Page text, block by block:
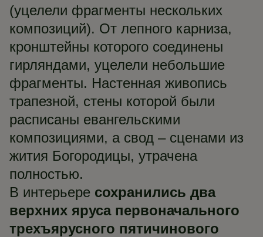
(уцелели фрагменты нескольких
композиций). От лепного карниза,
кронштейны которого соединены
гирляндами, уцелели небольшие
фрагменты. Настенная живопись
трапезной, стены которой были
расписаны евангельскими
композициями, а свод – сценами из
жития Богородицы, утрачена
полностью.
В интерьере сохранились два
верхних яруса первоначального
трехъярусного пятичинового